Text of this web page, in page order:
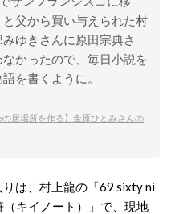
父から買い与えられた村
ゆきさんに原田宗典さ
かったので、毎日小説を
を書くように。
居場所を作る】金原ひとみさんの
は、村上龍の「69 sixty ni
キイノート）」で、現地